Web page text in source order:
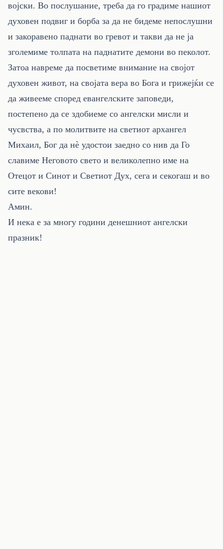
војски. Во послушание, треба да го градиме нашиот
духовен подвиг и борба за да не бидеме непослушни
и закоравено паднати во гревот и такви да не ја
зголемиме толпата на паднатите демони во пеколот.
Затоа навреме да посветиме внимание на својот
духовен живот, на својата вера во Бога и грижејќи се
да живееме според евангелските заповеди,
постепено да се здобиеме со ангелски мисли и
чусвства, а по молитвите на светиот архангел
Михаил, Бог да нè удостои заедно со нив да Го
славиме Неговото свето и великолепно име на
Отецот и Синот и Светиот Дух, сега и секогаш и во
сите векови!
Амин.
И нека е за многу години денешниот ангелски
празник!